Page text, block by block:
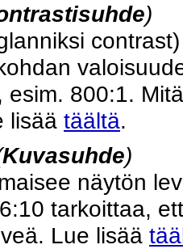
)
esim. 800:1.
lisää täältä.
Kuvasuhde)
näytön
tarkoittaa,
Lue lisää